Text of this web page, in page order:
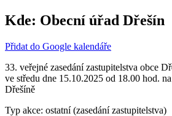
Kde: Obecní úřad Dřešín
Přidat do Google kalendáře
33. veřejné zasedání zastupitelstva obce
ve středu dne 15.10.2025 od 18.00 hod.
Dřešíně
Typ akce: ostatní (zasedání zastupitelstva)